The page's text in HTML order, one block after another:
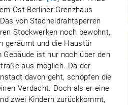
Ost-Berliner Grenzhaus
Das von Stacheldrahtsperren
Stockwerken noch bewohnt,
geräumt und die Haustür
ist nur noch über den
aus möglich. Da der
davon geht, schöpfen die
Verdacht. Doch als er eine
zwei Kindern zurückkommt,